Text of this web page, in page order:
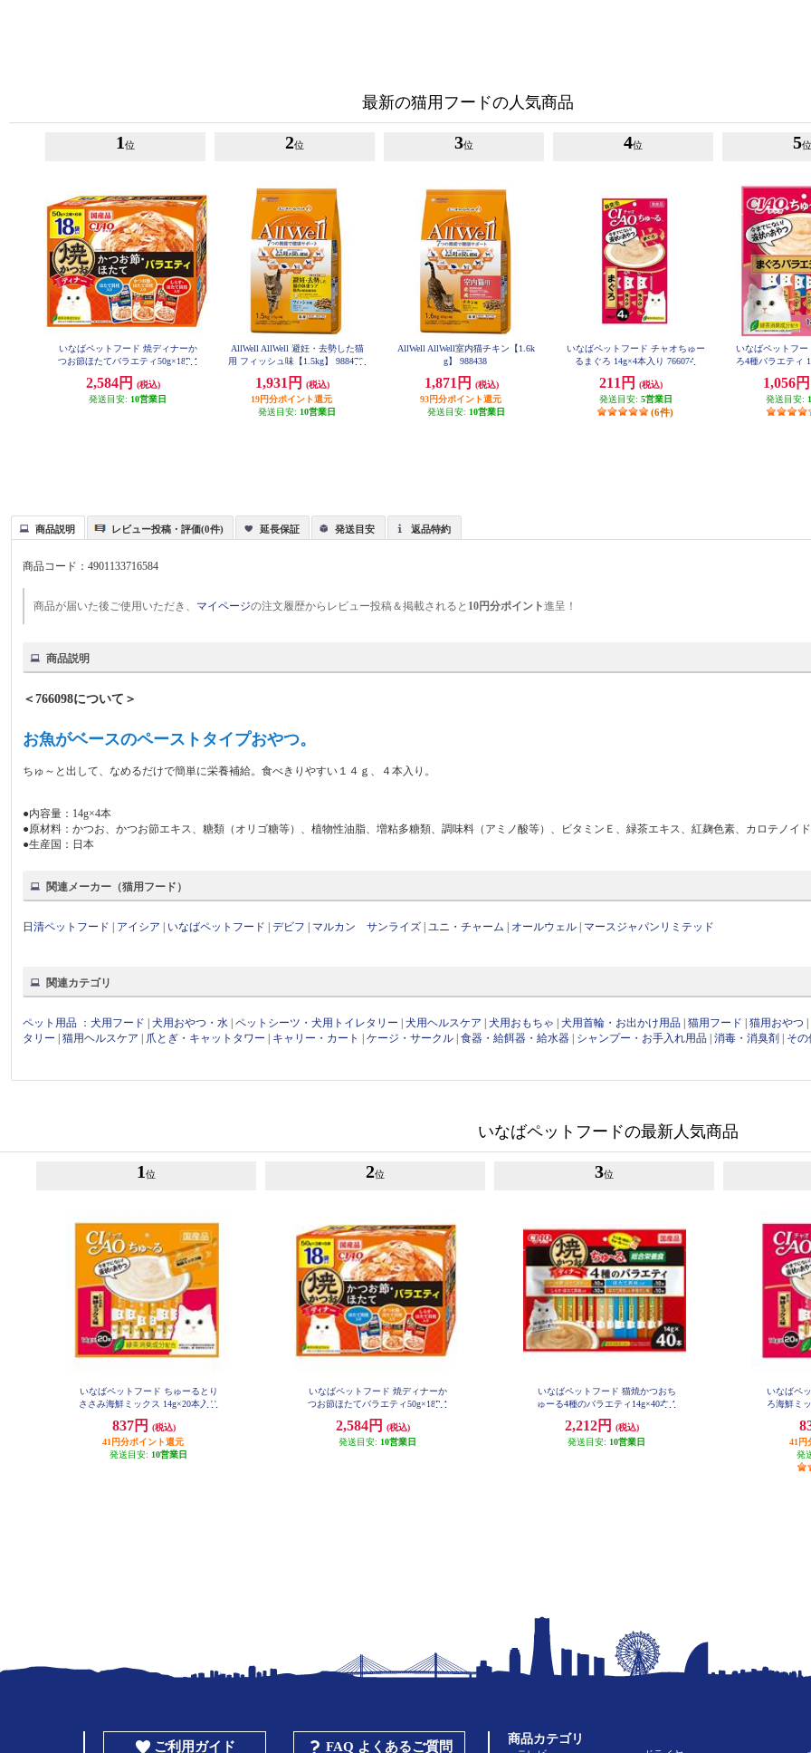
最新の猫用フードの人気商品
1 位
いなばペットフード 焼ディナーか
つお節ほたてバラエティ50g×18P 1
2,584円
(税込)
発送目安: 10営業日
2位
AllWell AllWell 避妊・去勢した猫
用 フィッシュ味【1.5kg】 988476
1,931円
(税込)
19円分ポイント還元
発送目安: 10営業日
3位
AllWell AllWell室内猫チキン【1.6k
g】 988438
1,871円
(税込)
93円分ポイント還元
発送目安: 10営業日
4位
いなばペットフード チャオちゅー
るまぐろ 14g×4本入り 766074
211円
(税込)
発送目安: 5営業日
(6件)
5位
いなばペットフー
ろ4種バラエティ
1,056
発送目安:
商品説明 レビュー投稿・評価(0件) 延長保証 発送目安 返品特約
商品コード：4901133716584
商品が届いた後ご使用いただき、 マイページの注文履歴からレビュー投稿＆掲載されると 10円分ポイント進呈！
商品説明
＜766098について＞
お魚がベースのペーストタイプおやつ。
ちゅ～と出して、なめるだけで簡単に栄養補給。食べきりやすい１４ｇ、４本入り。
●内容量：14g×4本
●原材料：かつお、かつお節エキス、糖類（オリゴ糖等）、植物性油脂、増粘多糖類、調味料（アミノ酸等）、ビタミンＥ、緑茶エキス、紅麹色素、カロテノイ
●生産国：日本
関連メーカー（猫用フード）
日清ペットフード アイシア いなばペットフード |デビフ マルカン サンライズ |ユニ・チャーム オールウェル マースジャパンリミテッド
関連カテゴリ
ペット用品 ：犬用フード |犬用おやつ・水 |ペットシーツ・犬用トイレタリー |犬用ヘルスケア |犬用おもちゃ |犬用首輪・お出かけ用品 |猫用フード |猫用おやつ
タリー |猫用ヘルスケア 爪とぎ・キャットタワー キャリー・カート |ケージ・サークル |食器・給餌器・給水器 シャンプー・お手入れ用品 |消毒・消臭剤 その
いなばペットフードの最新人気商品
1 位
いなばペットフード ちゅーるとり
ささみ海鮮ミックス 14g×20本入り
837円
(税込)
41円分ポイント還元
発送目安: 10営業日
2位
いなばペットフード 焼ディナーか
つお節ほたてバラエティ50g×18P 1
2,584円
(税込)
発送目安: 10営業日
3位
いなばペットフード 猫焼かつおち
ゅーる4種のバラエティ14g×40本 1
2,212円
(税込)
発送目安: 10営業日
いなばペ
ろ海鮮ミ
41円
発
ご利用ガイド FAQ よくあるご質問
商品カテゴリ